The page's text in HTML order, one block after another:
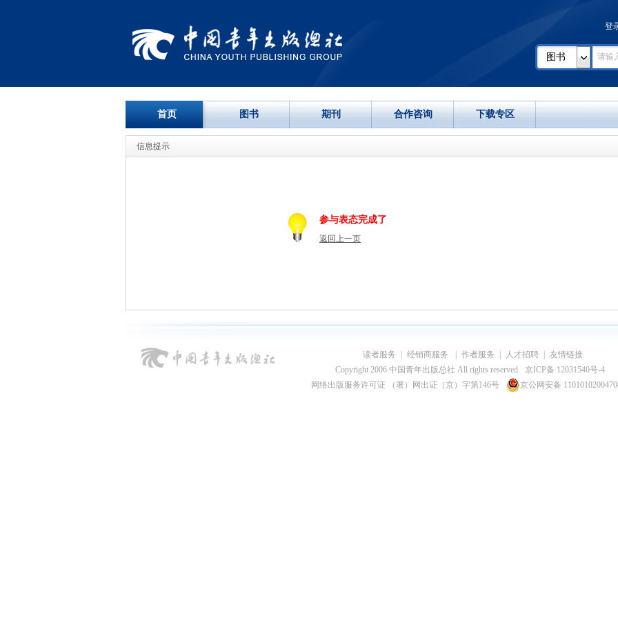
登
图书
首页 图书 期刊 合作咨询 下载专区
信息提示
参与表态完成了
返回上一页
读者服务 经销商服务 作者服务 人才招聘
友情链接
Copyright 2006 中国青年出版总社 All rights reserved
京ICP备 12031540号-4
网络出版服务许可证 （署）网出证（京）字第146号
京公网安备